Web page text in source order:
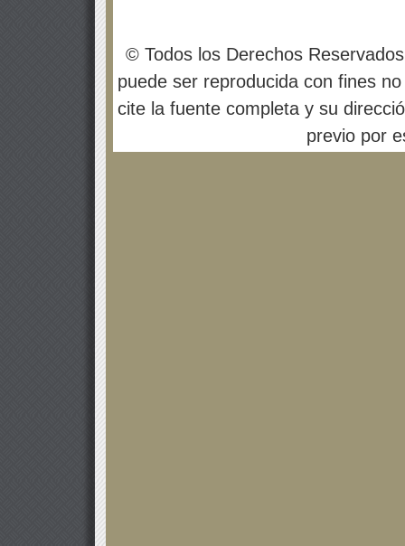
© Todos los Derechos
puede ser reproducida con fines
cite la fuente completa y su
previo por